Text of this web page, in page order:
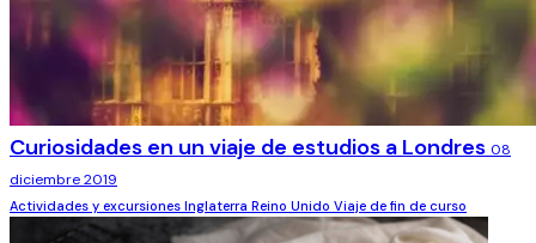
Curiosidades en un viaje de estudios a Londres 08
diciembre 2019
Actividades y excursiones Inglaterra Reino Unido Viaje de fin de curso